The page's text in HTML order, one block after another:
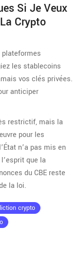
Si Je Veux
Crypto
les stablecoins
vos clés privées.
anticiper
restrictif, mais la
pour les
n’a pas mis en
que la
du CBE reste
la loi.
crypto